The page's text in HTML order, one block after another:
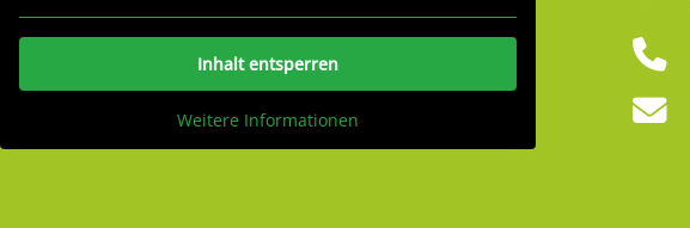
Inhalt entsperren
Weitere Informationen